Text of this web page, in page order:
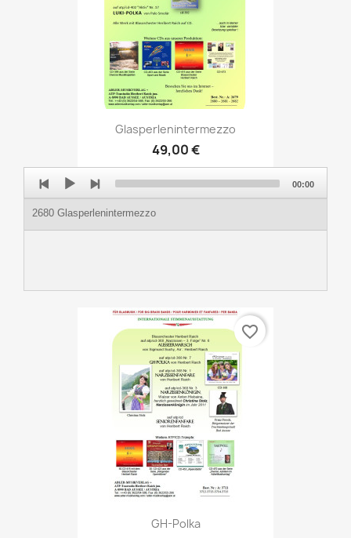
Glasperlenintermezzo
49,00 €
Audio
Player
2680 Glasperlenintermezzo
00:00
GH-Polka
favorite_border